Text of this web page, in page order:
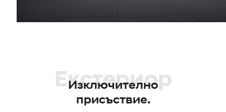
Екстериор
Изключително
присъствие.